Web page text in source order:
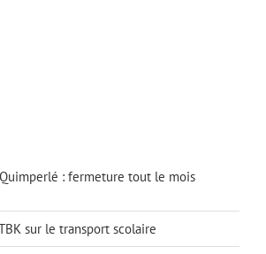
Quimperlé : fermeture tout le mois
sur le transport scolaire